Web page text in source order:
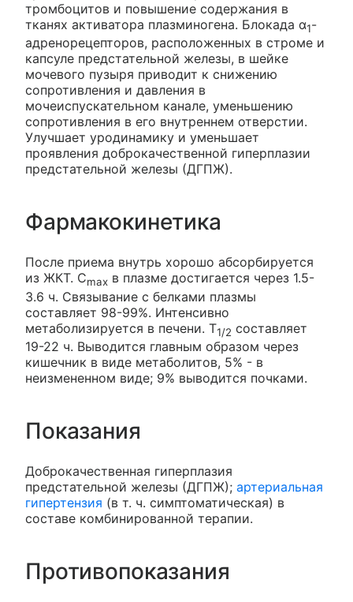
тромбоцитов и повышение содержания в
тканях активатора плазминогена. Блокада α1-
адренорецепторов, расположенных в строме и
капсуле предстательной железы, в шейке
мочевого пузыря приводит к снижению
сопротивления и давления в
мочеиспускательном канале, уменьшению
сопротивления в его внутреннем отверстии.
Улучшает уродинамику и уменьшает
проявления доброкачественной гиперплазии
предстательной железы (ДГПЖ).
Фармакокинетика
После приема внутрь хорошо абсорбируется
из ЖКТ. Cmax в плазме достигается через 1.5-
3.6 ч. Связывание с белками плазмы
составляет 98-99%. Интенсивно
метаболизируется в печени. T1/2 составляет
19-22 ч. Выводится главным образом через
кишечник в виде метаболитов, 5% - в
неизмененном виде; 9% выводится почками.
Показания
Доброкачественная гиперплазия
предстательной железы (ДГПЖ); артериальная
гипертензия (в т. ч. симптоматическая) в
составе комбинированной терапии.
Противопоказания